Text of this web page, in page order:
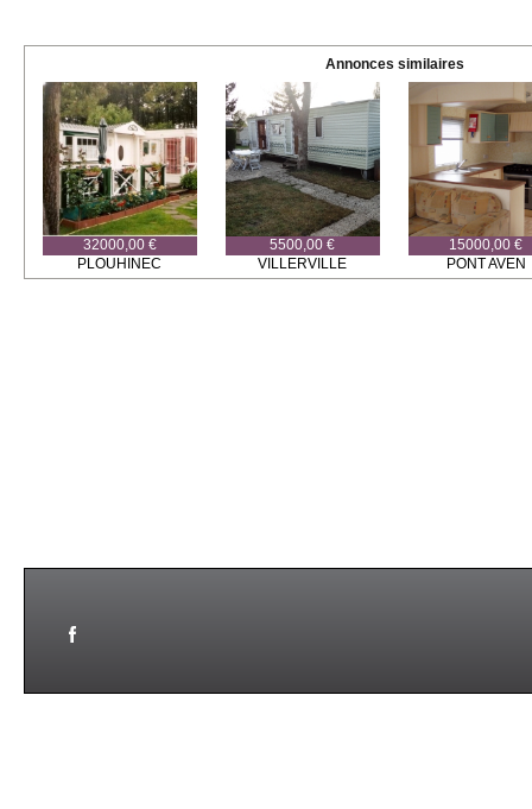
Annonces similaires
32000,00 €
PLOUHINEC
5500,00 €
VILLERVILLE
15000,00 €
PONT AVEN